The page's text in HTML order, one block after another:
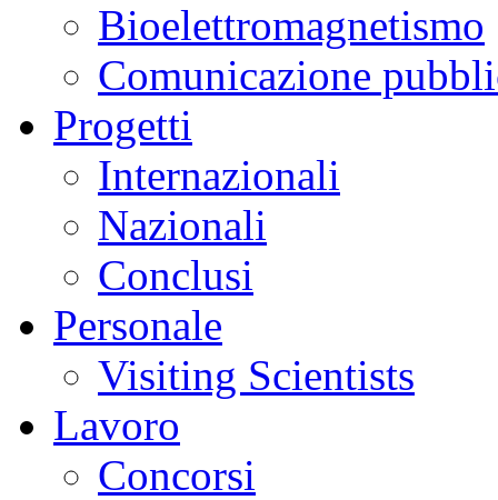
Bioelettromagnetismo
Comunicazione
Progetti
Internazionali
Nazionali
Conclusi
Personale
Visiting Scientists
Lavoro
Concorsi